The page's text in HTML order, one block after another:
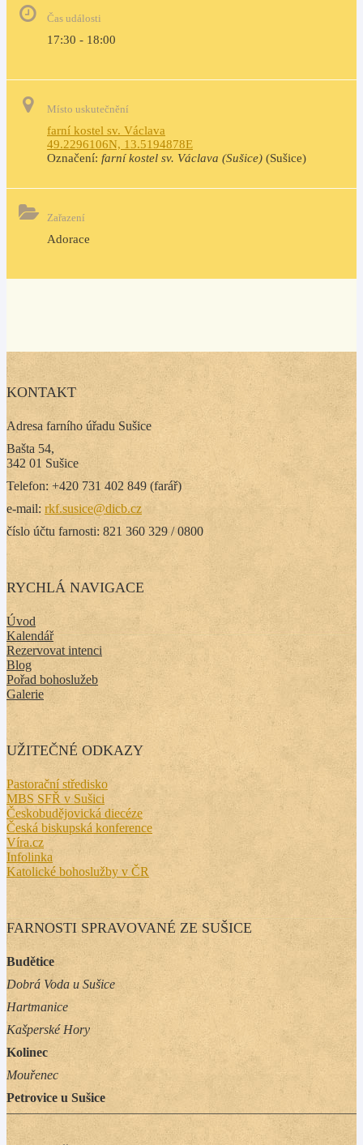
Čas události
17:30 - 18:00
Místo uskutečnění
farní kostel sv. Václava
49.2296106N, 13.5194878E
Označení: farní kostel sv. Václava (Sušice) (Sušice)
Zařazení
Adorace
KONTAKT
Adresa farního úřadu Sušice
Bašta 54,
342 01 Sušice
Telefon: +420 731 402 849 (farář)
e-mail: rkf.susice@dicb.cz
číslo účtu farnosti: 821 360 329 / 0800
RYCHLÁ NAVIGACE
Úvod
Kalendář
Rezervovat intenci
Blog
Pořad bohoslužeb
Galerie
UŽITEČNÉ ODKAZY
Pastorační středisko
MBS SFŘ v Sušici
Českobudějovická diecéze
Česká biskupská konference
Víra.cz
Infolinka
Katolické bohoslužby v ČR
FARNOSTI SPRAVOVANÉ ZE SUŠICE
Budětice
Dobrá Voda u Sušice
Hartmanice
Kašperské Hory
Kolinec
Mouřenec
Petrovice u Sušice